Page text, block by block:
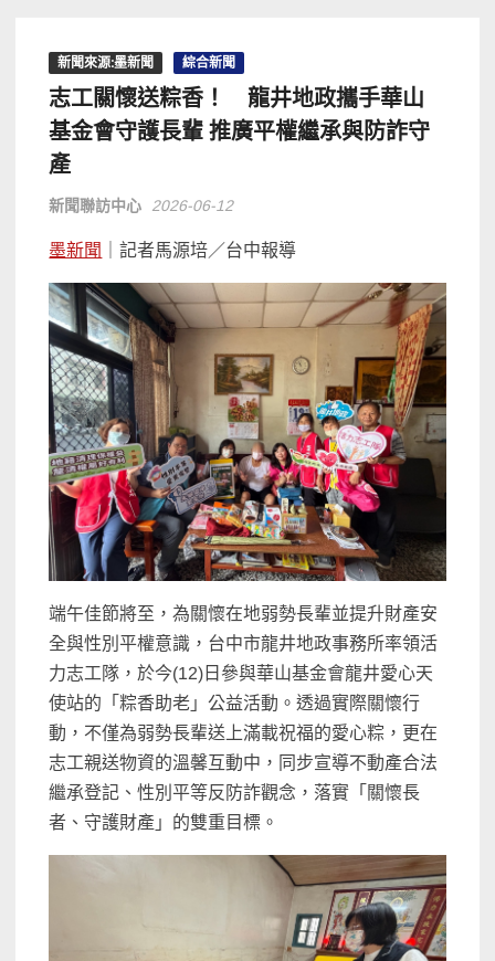
新聞來源:墨新聞 綜合新聞
志工關懷送粽香！ 龍井地政攜手華山
基金會守護長輩 推廣平權繼承與防詐守
產
新聞聯訪中心 2026-06-12
墨新聞 ｜記者馬源培／台中報導
端午佳節將至，為關懷在地弱勢長輩並提升財產安
全與性別平權意識，台中市龍井地政事務所率領活
力志工隊，於今(12)日參與華山基金會龍井愛心天
使站的「粽香助老」公益活動。透過實際關懷行
動，不僅為弱勢長輩送上滿載祝福的愛心粽，更在
志工親送物資的溫馨互動中，同步宣導不動產合法
繼承登記、性別平等反防詐觀念，落實「關懷長
者、守護財產」的雙重目標。